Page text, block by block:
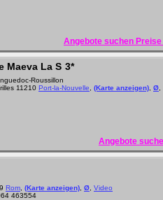
Angebote suchen
Maeva La S 3*
Roussillon
11210 Port-la-Nouvelle (Karte anzeigen) Ø
Angebote
Rom (Karte anzeigen) Ø Video
463554